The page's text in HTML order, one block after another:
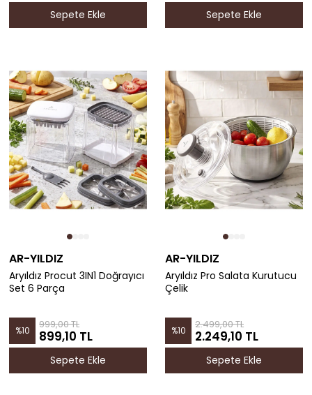
Sepete Ekle Sepete Ekle
AR-YILDIZ
Aryıldız Procut 3IN1 Doğrayıcı
Set 6 Parça
%10 999,00 TL
899,10 TL
Sepete Ekle
AR-YILDIZ
Aryıldız Pro Salata Kurutucu
Çelik
%10 2.499,00 TL
2.249,10 TL
Sepete Ekle